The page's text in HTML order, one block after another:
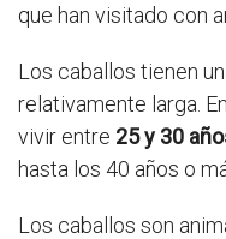
que han visitado con
Los caballos tienen
relativamente larga.
vivir entre 25 y 30
hasta los 40 años o
Los caballos son